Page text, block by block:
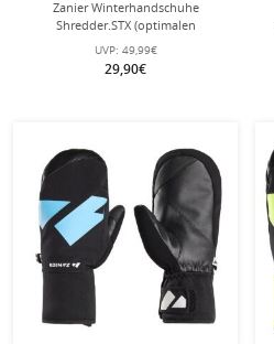
Zanier Winterhandschuhe
Shredder.STX (optimalen
Tragekomfort) schwarz/neongelb
Kinder
UVP: 49,99€
29,90€